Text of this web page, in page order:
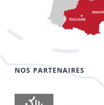
NOS PARTENAIRES